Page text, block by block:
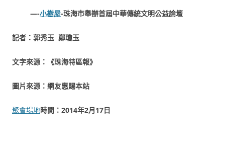
—-小樹屋-珠海市舉辦首屆中華傳統文明公益論壇
記者：郭秀玉 鄭瓊玉
文字來源：《珠海特區報》
圖片來源：網友惠賜本站
聚會場地時間：2014年2月17日